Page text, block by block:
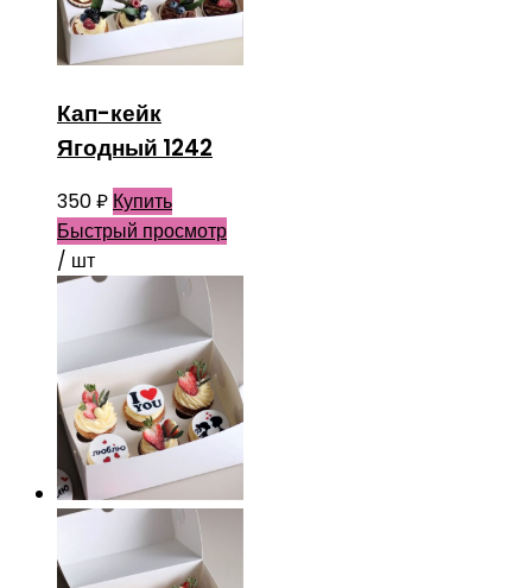
Кап-кейк
Ягодный 1242
350₽ Купить
Быстрый просмотр
/ шт